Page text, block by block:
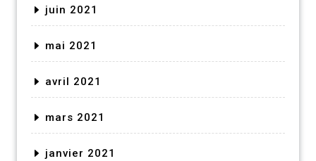
juin 2021
mai 2021
avril 2021
mars 2021
janvier 2021